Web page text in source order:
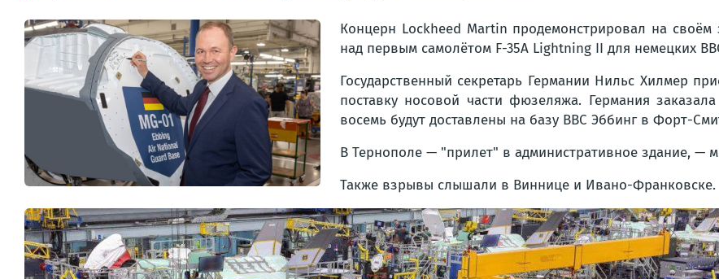
Концерн Lockheed Martin продемонстрировал на
над первым самолётом F-35A Lightning II для немецких
Государственный секретарь Германии Нильс Хилмер
поставку носовой части фюзеляжа. Германия
восемь будут доставлены на базу ВВС Эббинг в Форт-
В Тернополе — "прилет" в административное здание, —
Также взрывы слышали в Виннице и Ивано-Франковске.